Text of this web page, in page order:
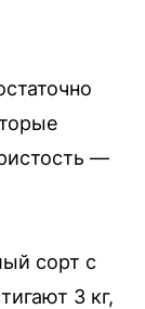
—
сорт с
3 кг,